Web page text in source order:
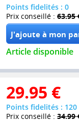
Points fidelités : 0
Prix conseillé : 63.95
Article disponible
29.95 €
Points fidelités : 120
Prix conseillé : 34.99